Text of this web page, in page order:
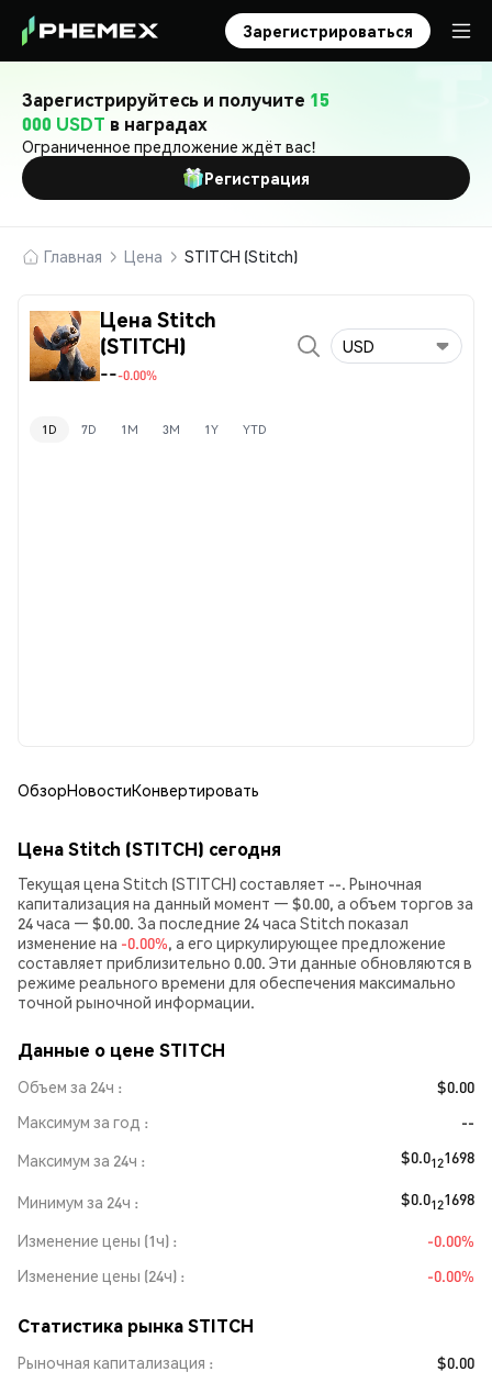
Зарегистрироваться
Зарегистрируйтесь и получите 15
000 USDT в наградах
Ограниченное предложение ждёт вас!
Регистрация
Главная Цена STITCH (Stitch)
Цена Stitch
(STITCH)
---0.00%
USD
1D 7D 1M 3M 1Y YTD
ОбзорНовостиКонвертировать
Цена Stitch (STITCH) сегодня
Текущая цена Stitch (STITCH) составляет --. Рыночная
капитализация на данный момент — $0.00, а объем торгов за
24 часа — $0.00. За последние 24 часа Stitch показал
изменение на -0.00%, а его циркулирующее предложение
составляет приблизительно 0.00. Эти данные обновляются в
режиме реального времени для обеспечения максимально
точной рыночной информации.
Данные о цене STITCH
Объем за 24ч
$0.00
Максимум за год
--
Максимум за 24ч
$0.0121698
Минимум за 24ч $0.0121698
Изменение цены (1ч)
-0.00%
Изменение цены (24ч)
-0.00%
Статистика рынка STITCH
Рыночная капитализация
$0.00